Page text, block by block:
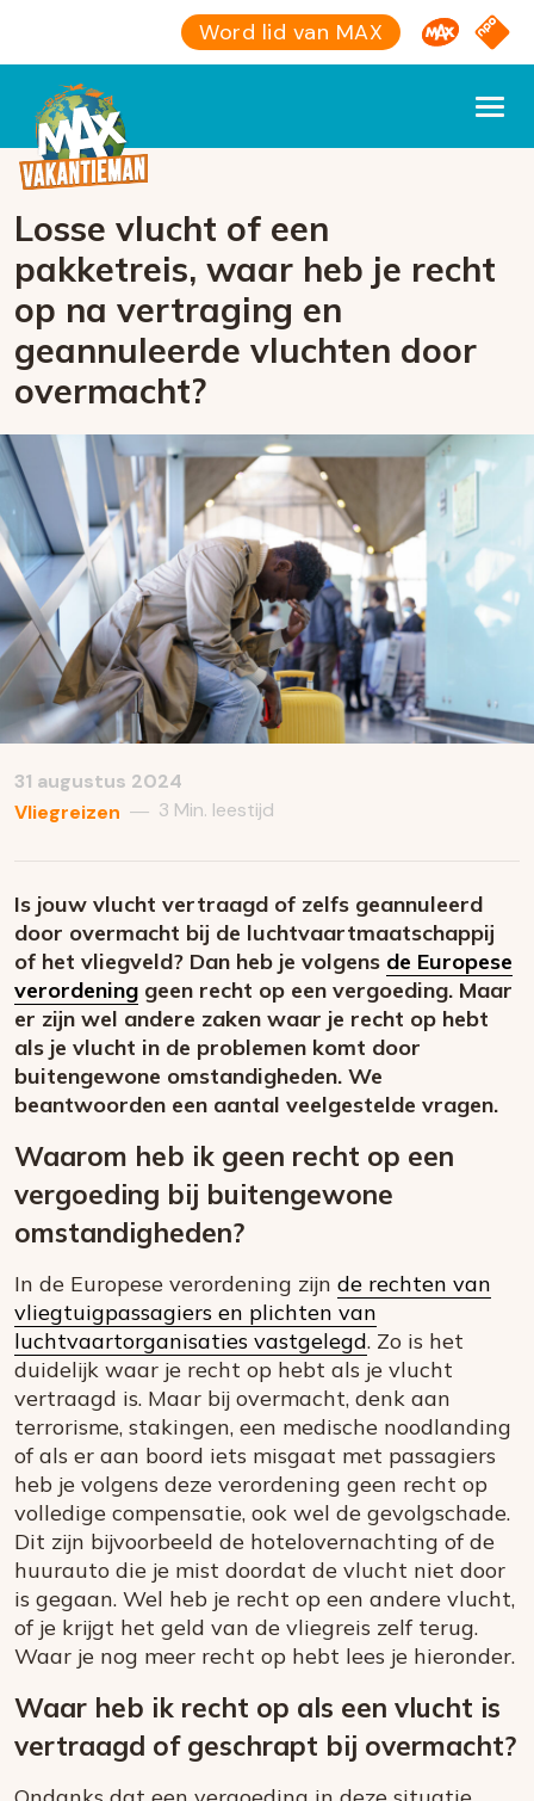
Word lid van MAX Omroep
NPO
Losse vlucht of een
pakketreis, waar heb je recht
op na vertraging en
geannuleerde vluchten door
overmacht?
31 augustus 2024
Vliegreizen — 3 Min. leestijd
Is jouw vlucht vertraagd of zelfs geannuleerd
door overmacht bij de luchtvaartmaatschappij
of het vliegveld? Dan heb je volgens de Europese
verordening geen recht op een vergoeding. Maar
er zijn wel andere zaken waar je recht op hebt
als je vlucht in de problemen komt door
buitengewone omstandigheden. We
beantwoorden een aantal veelgestelde vragen.
Waarom heb ik geen recht op een
vergoeding bij buitengewone
omstandigheden?
In de Europese verordening zijn de rechten van
vliegtuigpassagiers en plichten van
luchtvaartorganisaties vastgelegd. Zo is het
duidelijk waar je recht op hebt als je vlucht
vertraagd is. Maar bij overmacht, denk aan
terrorisme, stakingen, een medische noodlanding
of als er aan boord iets misgaat met passagiers
heb je volgens deze verordening geen recht op
volledige compensatie, ook wel de gevolgschade.
Dit zijn bijvoorbeeld de hotelovernachting of de
huurauto die je mist doordat de vlucht niet door
is gegaan. Wel heb je recht op een andere vlucht,
of je krijgt het geld van de vliegreis zelf terug.
Waar je nog meer recht op hebt lees je hieronder.
Waar heb ik recht op als een vlucht is
vertraagd of geschrapt bij overmacht?